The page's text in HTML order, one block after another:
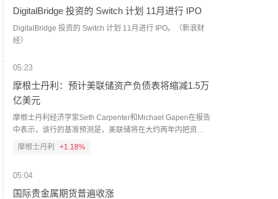
DigitalBridge 投资的 Switch 计划 11月进行 IPO
DigitalBridge 投资的 Switch 计划 11月进行 IPO。（新浪财
经）
05:23
摩根士丹利：预计美联储资产负债表将缩减1.5万
亿美元
摩根士丹利经济学家Seth Carpenter和Michael Gapen在报告
中表示，该行的基准预测是，美联储将在大约两年内把资产
负债表规模缩减约1.5万亿美元，最早可能从2027年第一季度
摩根士丹利 +1.18%
05:04
国际贵金属期货普遍收涨